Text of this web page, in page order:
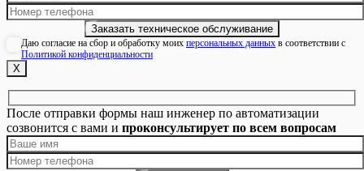
Даю согласие на сбор и обработку моих персональных данных в соответствии с
Политикой конфиденциальности
Х
После отправки формы наш инженер по автоматизации
созвонится с вами и проконсультирует по всем вопросам